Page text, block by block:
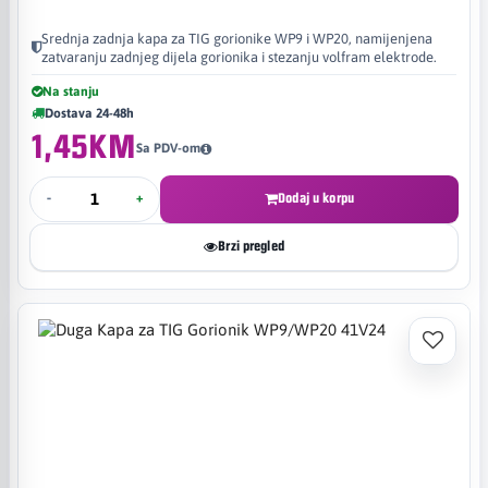
Srednja zadnja kapa za TIG gorionike WP9 i WP20, namijenjena
zatvaranju zadnjeg dijela gorionika i stezanju volfram elektrode.
Na stanju
Dostava 24-48h
1,45KMSa PDV-om
- + Dodaj u korpu
Brzi pregled